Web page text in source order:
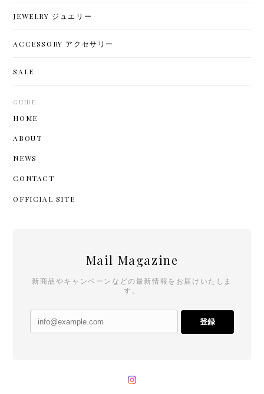
JEWELRY ジュエリー
ACCESSORY アクセサリー
SALE
GUIDE
HOME
ABOUT
NEWS
CONTACT
OFFICIAL SITE
Mail Magazine
新商品やキャンペーンなどの最新情報をお届けいたしま
す。
登録